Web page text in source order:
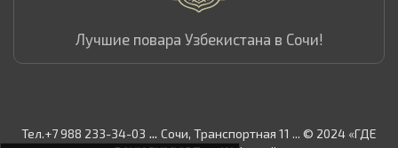
Лучшие повара Узбекистана в Сочи!
Тел.+7 988 233-34-03 ... Сочи, Транспортная 11 ... © 2024 «ГДЕ